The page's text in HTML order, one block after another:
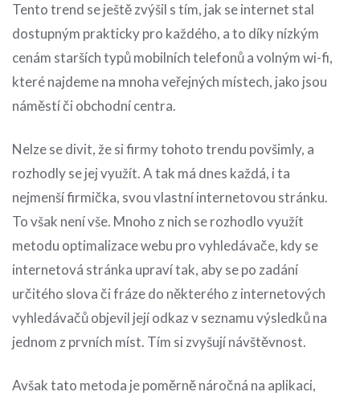
Tento trend se ještě zvýšil s tím, jak se internet stal
dostupným prakticky pro každého, a to díky nízkým
cenám starších typů mobilních telefonů a volným wi-fi,
které najdeme na mnoha veřejných místech, jako jsou
náměstí či obchodní centra.
Nelze se divit, že si firmy tohoto trendu povšimly, a
rozhodly se jej využít. A tak má dnes každá, i ta
nejmenší firmička, svou vlastní internetovou stránku.
To však není vše. Mnoho z nich se rozhodlo využít
metodu optimalizace webu pro vyhledávače, kdy se
internetová stránka upraví tak, aby se po zadání
určitého slova či fráze do některého z internetových
vyhledávačů objevil její odkaz v seznamu výsledků na
jednom z prvních míst. Tím si zvyšují návštěvnost.
Avšak tato metoda je poměrně náročná na aplikaci,